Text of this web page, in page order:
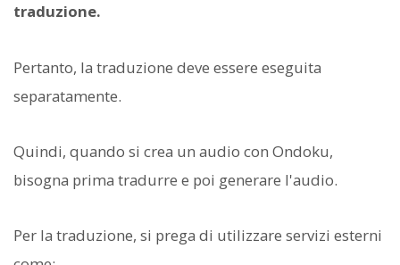
traduzione.
Pertanto, la traduzione deve essere eseguita
separatamente.
Quindi, quando si crea un audio con Ondoku,
bisogna prima tradurre e poi generare l'audio.
Per la traduzione, si prega di utilizzare servizi esterni